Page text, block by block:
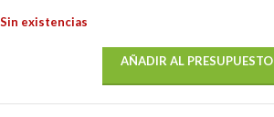
Sin existencias
AÑADIR AL PRESUPUESTO